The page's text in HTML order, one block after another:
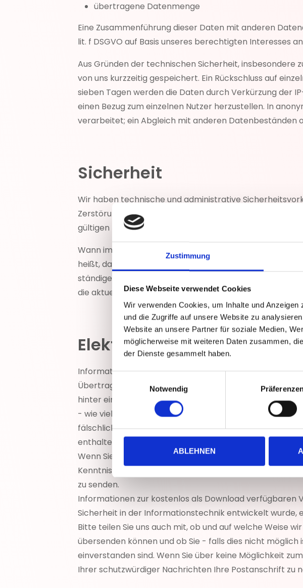
Zustimmung
Diese Webseite verwendet Cookies
Wir verwenden Cookies, um Inhalte und
und die Zugriffe auf unsere Website zu
Website an unsere Partner für soziale Medien,
möglicherweise mit weiteren Daten zusammen,
der Dienste gesammelt haben.
Einwilligungsauswahl
Notwendig
ABLEHNEN
übertragene Datenmenge
Eine Zusammenführung dieser Daten mit anderen
lit. f DSGVO auf Basis unseres berechtigten Interesses
Aus Gründen der technischen Sicherheit,
von uns kurzzeitig gespeichert. Ein Rückschluss auf
sieben Tagen werden die Daten durch Verkürzung der
einen Bezug zum einzelnen Nutzer herzustellen. In
verarbeitet; ein Abgleich mit anderen Datenbeständen
Sicherheit
Wir haben technische und administrative
Zerstörung, Manipulation und unautorisierten Zugriff zu
gültigen Datenschutzgesetze verpflichtet.
Wann immer wir personenbezogene Daten sammeln
heißt, dass Ihre Daten nicht von Dritten missbraucht
ständigen Verbesserungsprozess und unsere
die aktuellste Version vorliegt.
Elektronische Post (E-Mail)
Informationen, die Sie unverschlüsselt per
Übertragungsweg von Dritten gelesen werden. Wir
hinter einer E-Mail-Adresse verbirgt. Eine
- wie viele E-Mail-Anbieter - Filter gegen unerwünschte
fälschlicherweise automatisch als unerwünschte
enthalten, werden von uns in jedem Fall automatisch
Wenn Sie schutzwürdige Nachrichten an uns senden
Kenntnisnahme und Verfälschung auf dem
zu senden.
Informationen zur kostenlos als Download verfügbaren
Sicherheit in der Informationstechnik entwickelt wurde,
Bitte teilen Sie uns auch mit, ob und auf welche Weise
übersenden können und ob Sie - falls dies nicht
einverstanden sind. Wenn Sie über keine Möglichkeit
Ihrer schutzwürdiger Nachrichten Ihre Postanschrift zu